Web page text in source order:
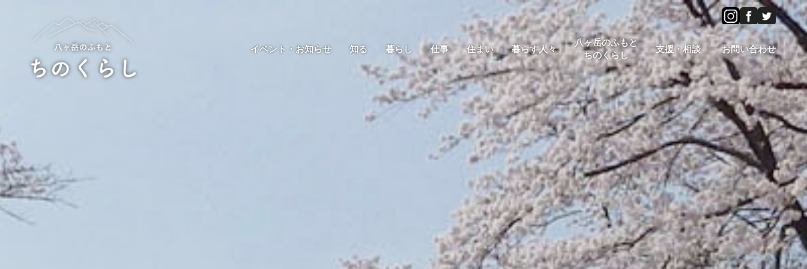
content
イベント・お知らせ 知る 暮らし 仕事 住まい 暮らす人々
八ヶ岳のふもと
ちのくらし
支援・相談 お問い合わせ